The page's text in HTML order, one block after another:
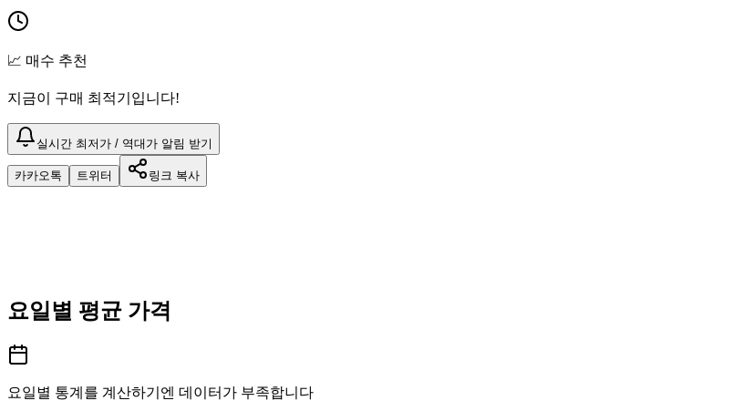
📈 매수 추천
지금이 구매 최적기입니다!
실시간 최저가 / 역대가 알림 받기
카카오톡 트위터 링크 복사
요일별 평균 가격
요일별 통계를 계산하기엔 데이터가 부족합니다